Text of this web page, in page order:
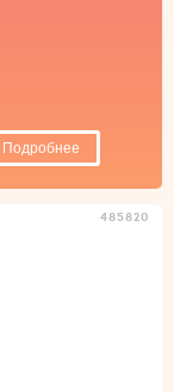
Подробнее
485820